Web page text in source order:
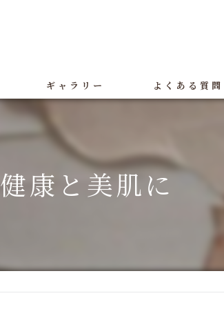
ギャラリー
BeforeAfter
店舗案内
よくある質問
健康と美肌に